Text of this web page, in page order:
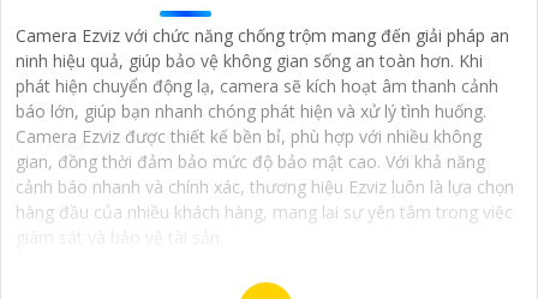
Camera Ezviz với chức năng chống trộm mang đến giải pháp an
ninh hiệu quả, giúp bảo vệ không gian sống an toàn hơn. Khi
phát hiện chuyển động lạ, camera sẽ kích hoạt âm thanh cảnh
báo lớn, giúp bạn nhanh chóng phát hiện và xử lý tình huống.
Camera Ezviz được thiết kế bền bỉ, phù hợp với nhiều không
gian, đồng thời đảm bảo mức độ bảo mật cao. Với khả năng
cảnh báo nhanh và chính xác, thương hiệu Ezviz luôn là lựa chọn
hàng đầu của nhiều khách hàng, mang lại sự yên tâm trong việc
giám sát và bảo vệ tài sản.